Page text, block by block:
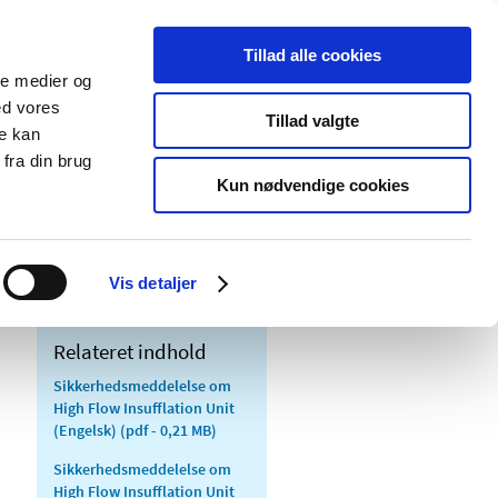
medier og
vores
kan
din brug
Vis detaljer
Tillad alle cookies
Tillad valgte
Kun nødvendige cookies
Særlige
produktområder
Relateret indhold
Sikkerhedsmeddelelse om
High Flow Insufflation Unit
(Engelsk) (pdf - 0,21 MB)
Sikkerhedsmeddelelse om
High Flow Insufflation Unit